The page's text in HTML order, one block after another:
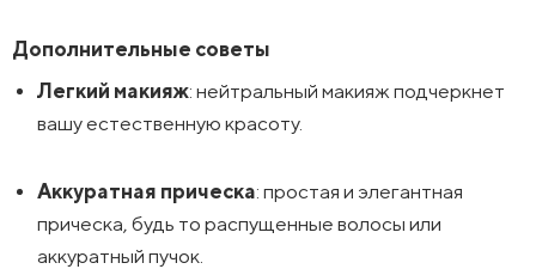
Дополнительные советы
Легкий макияж: нейтральный макияж подчеркнет
вашу естественную красоту.
Аккуратная прическа: простая и элегантная
прическа, будь то распущенные волосы или
аккуратный пучок.